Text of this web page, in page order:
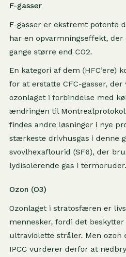
F-gasser
F-gasser er ekstremt potente
har en opvarmningseffekt,
gange større end CO2.
En kategori af dem (HFC’ere)
for at erstatte CFC-gasser, der
ozonlaget i forbindelse med
ændringen til
findes andre løsninger i nye
stærkeste drivhusgas i denne
svovlhexaflourid (SF6), der
lydisolerende gas i termoruder.
Ozon (O3)
Ozonlaget i stratosfæren er
mennesker, fordi det beskytter
ultraviolette stråler. Men ozon
IPCC vurderer derfor at